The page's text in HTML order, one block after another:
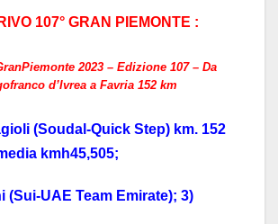
107° GRAN PIEMONTE :
2023 – Edizione 107 – Da
d’Ivrea a Favria 152 km
(Soudal-Quick Step) km. 152
kmh45,505;
(Sui-UAE Team Emirate); 3)